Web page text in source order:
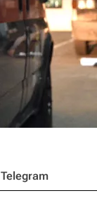
Telegram